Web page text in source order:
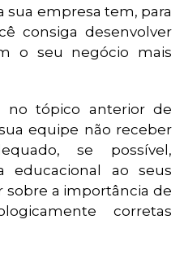
sua empresa tem, para
consiga desenvolver
o seu negócio mais
no tópico anterior de
equipe não receber
se possível,
educacional ao seus
sobre a importância de
corretas